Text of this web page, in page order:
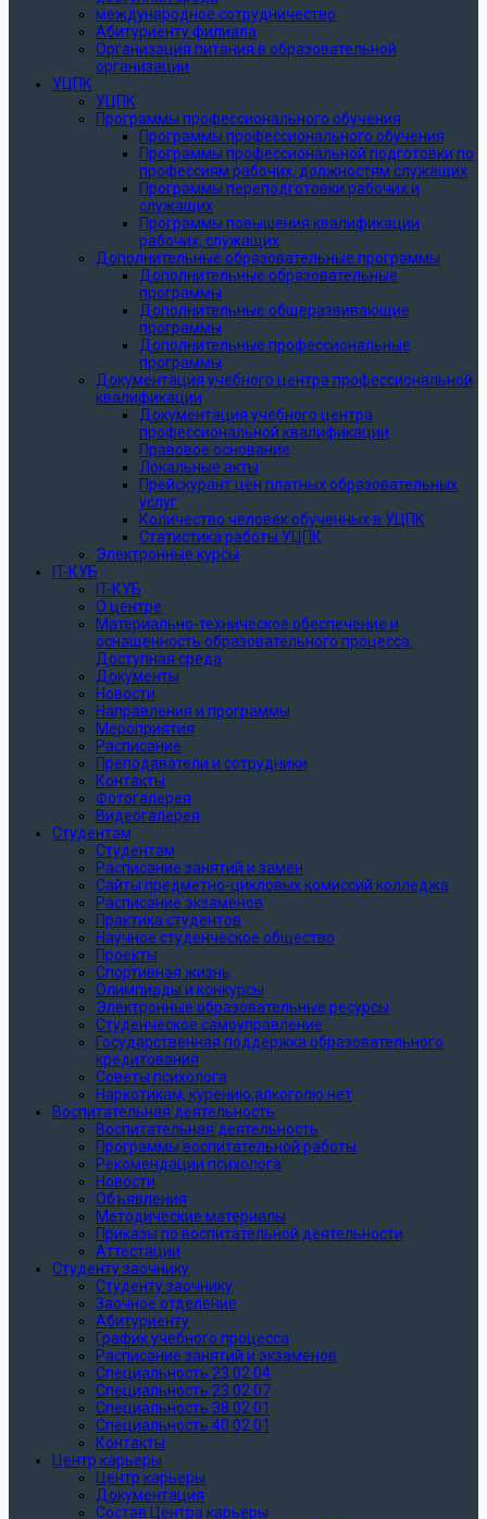
международное сотрудничество
Абитуриенту филиала
Организация питания в образовательной
организации
УЦПК
УЦПК
Программы профессионального обучения
Программы профессионального обучения
Программы профессиональной подготовки по
профессиям рабочих, должностям служащих
Программы переподготовки рабочих и
служащих
Программы повышения квалификации
рабочих, служащих
Дополнительные образовательные программы
Дополнительные образовательные
программы
Дополнительные общеразвивающие
программы
Дополнительные профессиональные
программы
Документация учебного центра профессиональной
квалификации
Документация учебного центра
профессиональной квалификации
Правовое основание
Локальные акты
Прейскурант цен платных образовательных
услуг
Количество человек обученных в УЦПК
Статистика работы УЦПК
Электронные курсы
IT-КУБ
IT-КУБ
О центре
Материально-техническое обеспечение и
оснащенность образовательного процесса.
Доступная среда
Документы
Новости
Направления и программы
Мероприятия
Расписание
Преподаватели и сотрудники
Контакты
Фотогалерея
Видеогалерея
Студентам
Студентам
Расписание занятий и замен
Сайты предметно-цикловых комиссий колледжа
Расписание экзаменов
Практика студентов
Научное студенческое общество
Проекты
Спортивная жизнь
Олимпиады и конкурсы
Электронные образовательные ресурсы
Студенческое самоуправление
Государственная поддержка образовательного
кредитования
Советы психолога
Наркотикам, курению,алкоголю нет
Воспитательная деятельность
Воспитательная деятельность
Программы воспитательной работы
Рекомендации психолога
Новости
Объявления
Методические материалы
Приказы по воспитательной деятельности
Аттестации
Студенту заочнику
Студенту заочнику
Заочное отделение
Абитуриенту
График учебного процесса
Расписание занятий и экзаменов
Специальность 23.02.04
Специальность 23.02.07
Специальность 38.02.01
Специальность 40.02.01
Контакты
Центр карьеры
Центр карьеры
Документация
Состав Центра карьеры